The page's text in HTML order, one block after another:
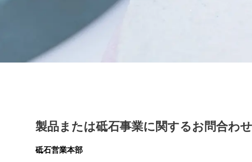
製品または砥石事業に関するお問合わせ
砥石営業本部